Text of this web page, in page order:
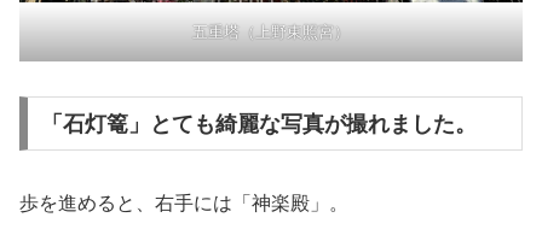
五重塔（上野東照宮）
「石灯篭」とても綺麗な写真が撮れました。
歩を進めると、右手には「神楽殿」。